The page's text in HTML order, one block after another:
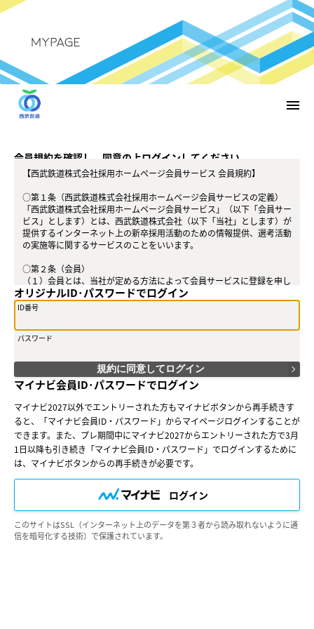
menu
会員規約を確認し、同意の上ログインしてください。
【西武鉄道株式会社採用ホームページ会員サービス 会員規約】
○第１条（西武鉄道株式会社採用ホームページ会員サービスの定義）
「西武鉄道株式会社採用ホームページ会員サービス」（以下「会員サー
ビス」とします）とは、西武鉄道株式会社（以下「当社」とします）が
提供するインターネット上の新卒採用活動のための情報提供、選考活動
の実施等に関するサービスのことをいいます。
○第２条（会員）
（１）会員とは、当社が定める方法によって会員サービスに登録を申し
込み、当社がこれを承認した方をいいます。
（２）会員は、会員サービスにおける会員向けのサービスを受けること
（３）会員は、入会の時点で本規約を承諾しなければなりません。会員
が会員サービスを利用したときは、この会員規約を承認したものとみな
○第３条（会員ＩＤ番号とパスワード）
（１）会員は、会員ＩＤ番号を付与され、パスワードを登録するものと
番号を付与されないことがあります。
（２）会員は、会員ＩＤ番号およびパスワードを第三者に譲渡または貸
与してはなりません。
（３）会員の会員ＩＤ番号およびパスワードの管理および使用は会員の
責任とし、これらの使用上の過誤または第三者による不正使用等につい
ては、当社は一切の責任を負わないものとします。
○第４条（会員サービス）
（予定）とします。
（２）当社は、会員への事前の通知なくして、会員サービスを変更、中
断、中止することがあり、会員はこれを承諾するものとします。
オリジナルID･パスワードでログイン
ID番号
パスワード
規約に同意してログイン
マイナビ会員ID･パスワードでログイン
マイナビ2027以外でエントリーされた方もマイナビボタンから再手続きす
ると、「マイナビ会員ID・パスワード」からマイページログインすることが
できます。また、プレ期間中にマイナビ2027からエントリーされた方で3月
1日以降も引き続き「マイナビ会員ID・パスワード」でログインするために
は、マイナビボタンからの再手続きが必要です。
ログイン
このサイトはSSL（インターネット上のデータを第３者から読み取れないように通
信を暗号化する技術）で保護されています。